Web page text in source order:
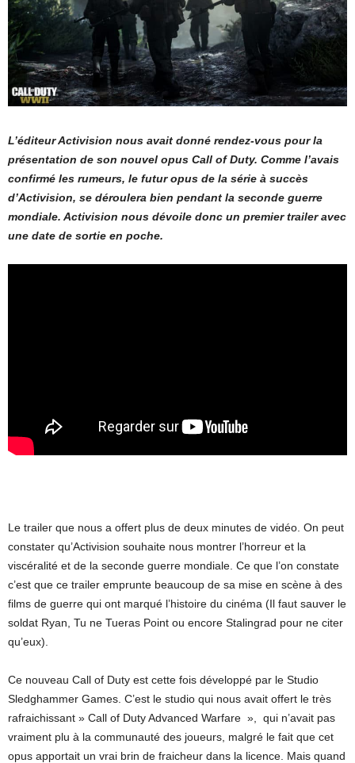
L’éditeur Activision nous avait donné rendez-vous pour la
présentation de son nouvel opus Call of Duty. Comme l’avais
confirmé les rumeurs, le futur opus de la série à succès
d’Activision, se déroulera bien pendant la seconde guerre
mondiale. Activision nous dévoile donc un premier trailer avec
une date de sortie en poche.
Le trailer que nous a offert plus de deux minutes de vidéo. On peut
constater qu’Activision souhaite nous montrer l’horreur et la
viscéralité et de la seconde guerre mondiale. Ce que l’on constate
c’est que ce trailer emprunte beaucoup de sa mise en scène à des
films de guerre qui ont marqué l’histoire du cinéma (Il faut sauver le
soldat Ryan, Tu ne Tueras Point ou encore Stalingrad pour ne citer
qu’eux).
Ce nouveau Call of Duty est cette fois développé par le Studio
Sledghammer Games. C’est le studio qui nous avait offert le très
rafraichissant » Call of Duty Advanced Warfare », qui n’avait pas
vraiment plu à la communauté des joueurs, malgré le fait que cet
opus apportait un vrai brin de fraicheur dans la licence. Mais quand